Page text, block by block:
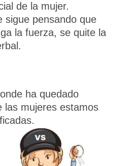
de la mujer.
sigue pensando que
la fuerza, se quite la
ha quedado
las mujeres estamos